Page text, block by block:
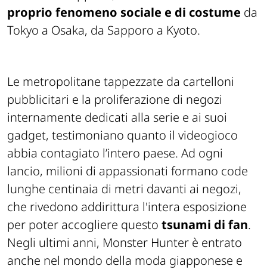
proprio fenomeno sociale e di costume da
Tokyo a Osaka, da Sapporo a Kyoto.
Le metropolitane tappezzate da cartelloni
pubblicitari e la proliferazione di negozi
internamente dedicati alla serie e ai suoi
gadget, testimoniano quanto il videogioco
abbia contagiato l’intero paese. Ad ogni
lancio, milioni di appassionati formano code
lunghe centinaia di metri davanti ai negozi,
che rivedono addirittura l'intera esposizione
per poter accogliere questo tsunami di fan.
Negli ultimi anni, Monster Hunter è entrato
anche nel mondo della moda giapponese e